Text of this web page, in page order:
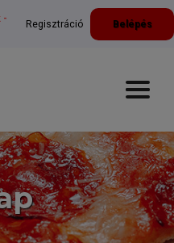
-
Regisztráció Belépés